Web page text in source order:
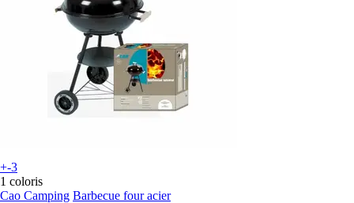
+-3
1 coloris
Cao Camping Barbecue four acier